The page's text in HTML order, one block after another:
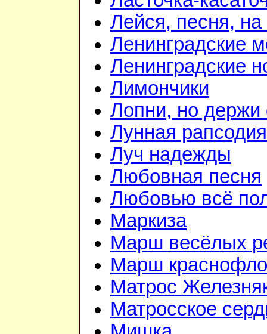
Лейся, песня, на
Ленинградские
Ленинградские
Лимончики
Лопни, но
Лунная рапсодия
Луч надежды
Любовная песня
Любовью всё
Маркиза
Марш весёлых
Марш
Матрос
Матросское